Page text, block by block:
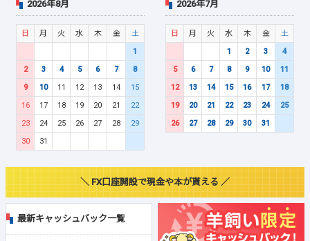
2026年8月
日 月 火 水 木 金
土
1
2
3 4 5 6 7
8
9
10 11 12 13 14
15
16
17 18 19 20 21
22
23
24 25 26 27 28
29
30
31
2026年7月
日 月 火 水 木 金
土
1
2 3
4
5
6 7 8 9 10
11
12
13 14 15 16 17
18
19
20 21 22 23 24
25
26
27 28 29 30 31
＼ FX口座開設で現金や本が貰える ／
最新キャッシュバック一覧